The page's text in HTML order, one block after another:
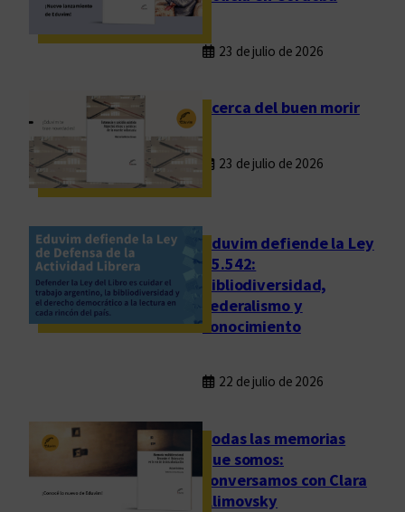
a
s
i
ó
23 de julio de 2026
Acerca del buen morir
23 de julio de 2026
Eduvim defiende la Ley
25.542:
bibliodiversidad,
federalismo y
conocimiento
22 de julio de 2026
Todas las memorias
que somos:
conversamos con Clara
Klimovsky